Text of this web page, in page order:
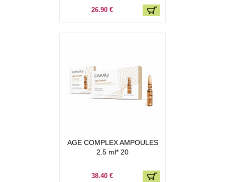
26.90 €
AGE COMPLEX AMPOULES
2.5 ml* 20
38.40 €